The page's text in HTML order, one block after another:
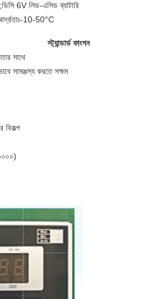
6V লিড-এসিড ব্যাটারি
10-50°C
স্ট্যান্ডার্ড ফাংশন
সাথে
সামঞ্জস্য করতে সক্ষম
বিকল্প